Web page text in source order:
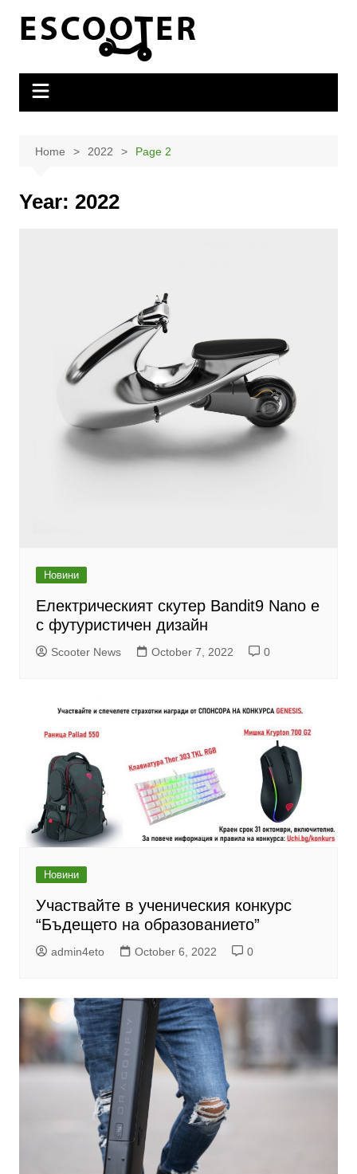
Home 2022 Page 2
Year: 2022
Новини
Електрическият скутер Bandit9 Nano е
с футуристичен дизайн
Scooter News October 7, 2022 0
Новини
Участвайте в ученическия конкурс
“Бъдещето на образованието”
admin4eto October 6, 2022 0